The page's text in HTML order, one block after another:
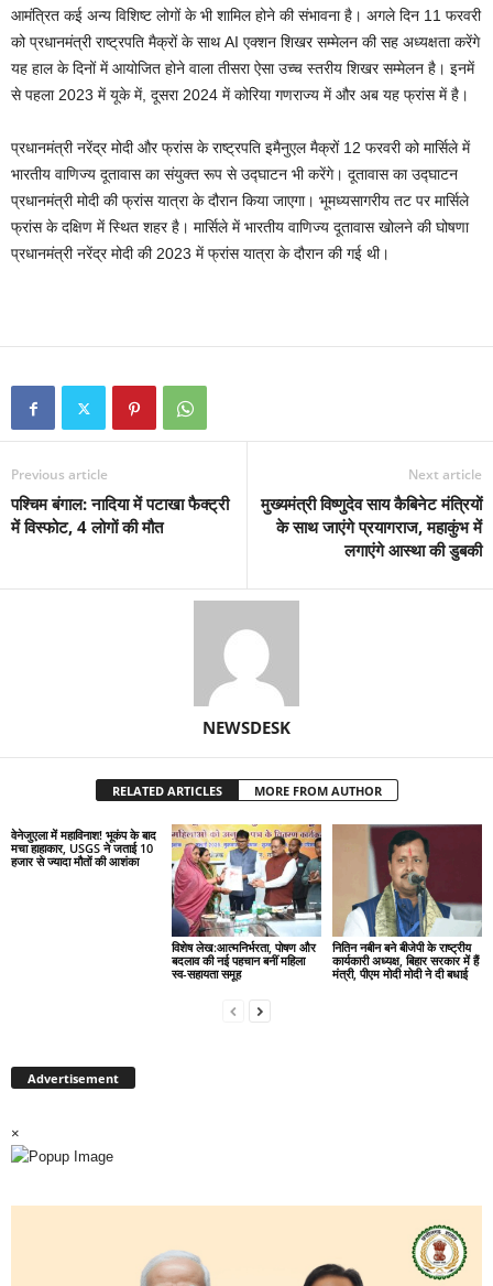
आमंत्रित कई अन्य विशिष्ट लोगों के भी शामिल होने की संभावना है। अगले दिन 11 फरवरी
को प्रधानमंत्री राष्ट्रपति मैक्रों के साथ AI एक्शन शिखर सम्मेलन की सह अध्यक्षता करेंगे
यह हाल के दिनों में आयोजित होने वाला तीसरा ऐसा उच्च स्तरीय शिखर सम्मेलन है। इनमें
से पहला 2023 में यूके में, दूसरा 2024 में कोरिया गणराज्य में और अब यह फ्रांस में है।
प्रधानमंत्री नरेंद्र मोदी और फ्रांस के राष्ट्रपति इमैनुएल मैक्रों 12 फरवरी को मार्सिले में
भारतीय वाणिज्य दूतावास का संयुक्त रूप से उद्घाटन भी करेंगे। दूतावास का उद्घाटन
प्रधानमंत्री मोदी की फ्रांस यात्रा के दौरान किया जाएगा। भूमध्यसागरीय तट पर मार्सिले
फ्रांस के दक्षिण में स्थित शहर है। मार्सिले में भारतीय वाणिज्य दूतावास खोलने की घोषणा
प्रधानमंत्री नरेंद्र मोदी की 2023 में फ्रांस यात्रा के दौरान की गई थी।
Previous article
पश्चिम बंगाल: नादिया में पटाखा फैक्ट्री
में विस्फोट, 4 लोगों की मौत
Next article
मुख्यमंत्री विष्णुदेव साय कैबिनेट मंत्रियों
के साथ जाएंगे प्रयागराज, महाकुंभ में
लगाएंगे आस्था की डुबकी
NEWSDESK
RELATED ARTICLES MORE FROM AUTHOR
वेनेजुएला में महाविनाश! भूकंप के बाद
मचा हाहाकार, USGS ने जताई 10
हजार से ज्यादा मौतों की आशंका
विशेष लेख:आत्मनिर्भरता, पोषण और
बदलाव की नई पहचान बनीं महिला
स्व-सहायता समूह
नितिन नबीन बने बीजेपी के राष्ट्रीय
कार्यकारी अध्यक्ष, बिहार सरकार में हैं
मंत्री, पीएम मोदी मोदी ने दी बधाई
Advertisement
×